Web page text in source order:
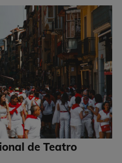
de Teatro